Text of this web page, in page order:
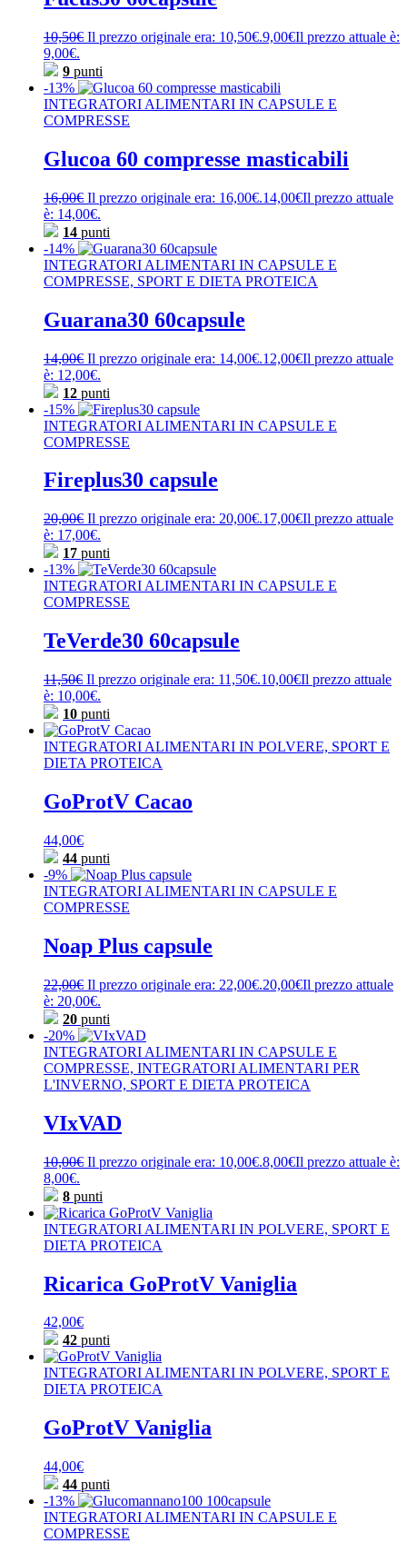
10,50€ Il prezzo originale era: 10,50€.9,00€Il prezzo attuale è:
9,00€.
9 punti
-13%
INTEGRATORI ALIMENTARI IN CAPSULE E
COMPRESSE
Glucoa 60 compresse masticabili
16,00€ Il prezzo originale era: 16,00€.14,00€Il prezzo attuale
è: 14,00€.
14 punti
-14%
INTEGRATORI ALIMENTARI IN CAPSULE E
COMPRESSE, SPORT E DIETA PROTEICA
Guarana30 60capsule
14,00€ Il prezzo originale era: 14,00€.12,00€Il prezzo attuale
è: 12,00€.
12 punti
-15%
INTEGRATORI ALIMENTARI IN CAPSULE E
COMPRESSE
Fireplus30 capsule
20,00€ Il prezzo originale era: 20,00€.17,00€Il prezzo attuale
è: 17,00€.
17 punti
-13%
INTEGRATORI ALIMENTARI IN CAPSULE E
COMPRESSE
TeVerde30 60capsule
11,50€ Il prezzo originale era: 11,50€.10,00€Il prezzo attuale
è: 10,00€.
10 punti
INTEGRATORI ALIMENTARI IN POLVERE, SPORT E
DIETA PROTEICA
GoProtV Cacao
44,00€
44 punti
-9%
INTEGRATORI ALIMENTARI IN CAPSULE E
COMPRESSE
Noap Plus capsule
22,00€ Il prezzo originale era: 22,00€.20,00€Il prezzo attuale
è: 20,00€.
20 punti
-20%
INTEGRATORI ALIMENTARI IN CAPSULE E
COMPRESSE, INTEGRATORI ALIMENTARI PER
L'INVERNO, SPORT E DIETA PROTEICA
VIxVAD
10,00€ Il prezzo originale era: 10,00€.8,00€Il prezzo attuale è:
8,00€.
8 punti
INTEGRATORI ALIMENTARI IN POLVERE, SPORT E
DIETA PROTEICA
Ricarica GoProtV Vaniglia
42,00€
42 punti
INTEGRATORI ALIMENTARI IN POLVERE, SPORT E
DIETA PROTEICA
GoProtV Vaniglia
44,00€
44 punti
-13%
INTEGRATORI ALIMENTARI IN CAPSULE E
COMPRESSE